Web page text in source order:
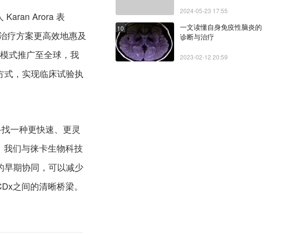
Karan Arora 表
疗方案更高效地惠及
式推广至全球，我
式，实现临床试验执
一种更快速、更灵
们与徕卡生物科技
早期协同，可以减少
之间的清晰桥梁。
行动”
2024-05-23 17:55
10
一文读懂自身免疫性脑炎的
诊断与治疗
2023-02-12 20:59